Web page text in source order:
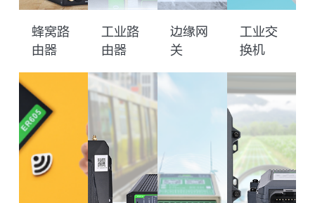
蜂窝路
由器
工业路
由器
边缘网
关
工业交
换机